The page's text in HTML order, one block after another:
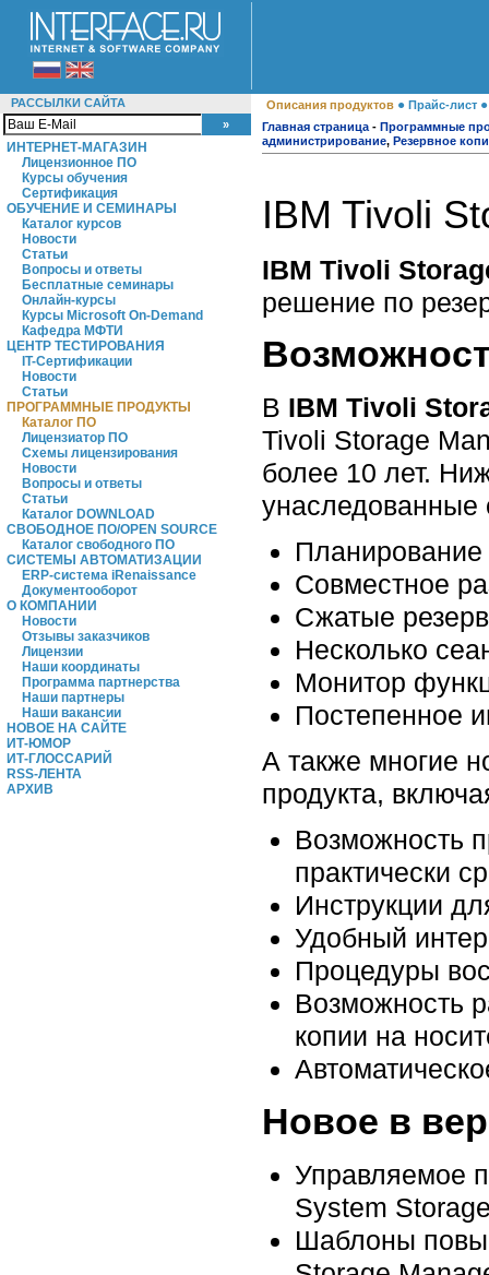
РАССЫЛКИ САЙТА
ИНТЕРНЕТ-МАГАЗИН
Лицензионное ПО
Курсы обучения
Сертификация
ОБУЧЕНИЕ И СЕМИНАРЫ
Каталог курсов
Новости
Статьи
Вопросы и ответы
Бесплатные семинары
Онлайн-курсы
Курсы Microsoft On-Demand
Кафедра МФТИ
ЦЕНТР ТЕСТИРОВАНИЯ
IT-Сертификации
Новости
Статьи
ПРОГРАММНЫЕ ПРОДУКТЫ
Каталог ПО
Лицензиатор ПО
Схемы лицензирования
Новости
Вопросы и ответы
Статьи
Каталог DOWNLOAD
СВОБОДНОЕ ПО/OPEN SOURCE
Каталог свободного ПО
СИСТЕМЫ АВТОМАТИЗАЦИИ
ERP-система iRenaissance
Документооборот
О КОМПАНИИ
Новости
Отзывы заказчиков
Лицензии
Наши координаты
Программа партнерства
Наши партнеры
Наши вакансии
НОВОЕ НА САЙТЕ
ИТ-ЮМОР
ИТ-ГЛОССАРИЙ
RSS-ЛЕНТА
АРХИВ
Описания продуктов ● Прайс-лист
Главная страница - Программные
администрирование, Резервное
IBM Tivoli
IBM Tivoli
решение по
В IBM Tivoli
Tivoli Storage
более 10 лет.
унаследованные
Совместное
Сжатые
Несколько
Монитор
Постепенное
А также многие
продукта,
Возможность
практически
Инструкции
Удобный
Процедуры
Возможность
копии на
Новое в
Управляемое
System
Шаблоны